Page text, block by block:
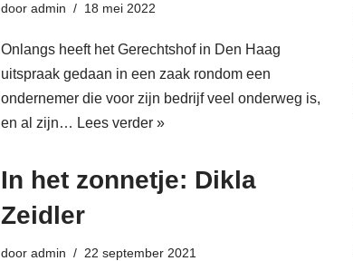
door admin 18 mei 2022
Onlangs heeft het Gerechtshof in Den Haag
uitspraak gedaan in een zaak rondom een
ondernemer die voor zijn bedrijf veel onderweg is,
en al zijn… Lees verder »
In het zonnetje: Dikla
Zeidler
door admin 22 september 2021